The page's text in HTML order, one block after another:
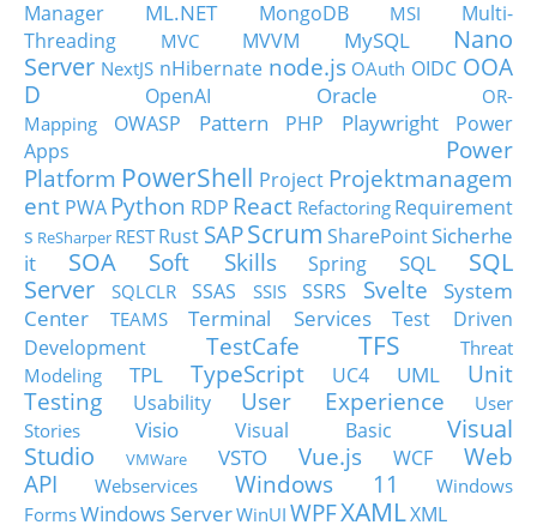
Manager
ML.NET MongoDB MSI
Multi-
Threading
MVC MVVM MySQL
Nano
Server NextJS nHibernate node.js OAuth OIDC OOA
D
OpenAI Oracle
OR-
Mapping
OWASP Pattern PHP Playwright
Power
Apps
Power
Platform PowerShell Project Projektmanagem
ent PWA Python RDP React Refactoring Requirement
s ReSharper RESTRust SAPScrum SharePointSicherhe
it
SOA Soft Skills Spring SQL
SQL
Server
SQLCLR SSAS SSIS SSRS Svelte
System
Center
TEAMS Terminal Services
Test Driven
Development
TestCafe TFS
Threat
Modeling
TPL TypeScript UC4 UML
Unit
Testing
Usability User Experience
User
Stories
Visio Visual Basic
Visual
Studio
VMWare VSTO Vue.js WCF
Web
API
Webservices Windows 11
Windows
FormsWindows ServerWinUI WPFXAMLXML